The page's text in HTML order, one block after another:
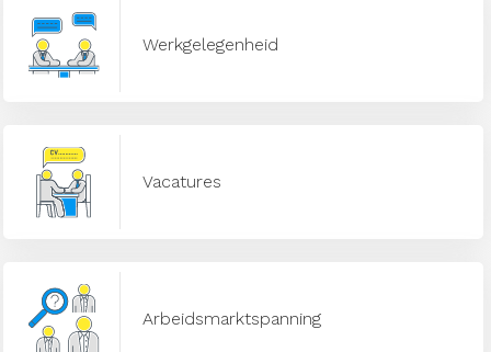
Werkgelegenheid
Vacatures
Arbeidsmarktspanning